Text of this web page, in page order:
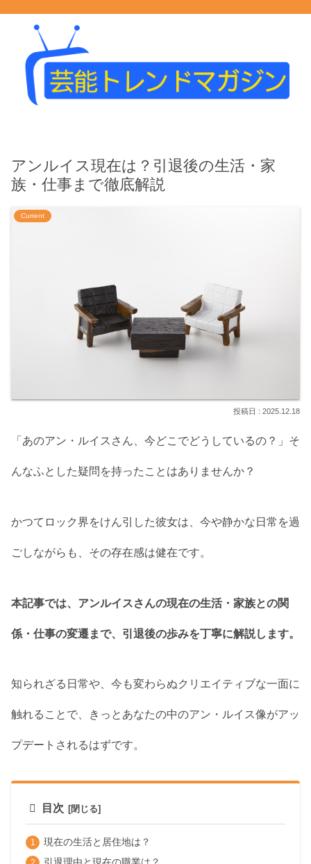
アンルイス現在は？引退後の生活・家
族・仕事まで徹底解説
Current
2025.12.18
「あのアン・ルイスさん、今どこでどうしているの？」そ
んなふとした疑問を持ったことはありませんか？
かつてロック界をけん引した彼女は、今や静かな日常を過
ごしながらも、その存在感は健在です。
本記事では、アンルイスさんの現在の生活・家族との関
係・仕事の変遷まで、引退後の歩みを丁寧に解説します。
知られざる日常や、今も変わらぬクリエイティブな一面に
触れることで、きっとあなたの中のアン・ルイス像がアッ
プデートされるはずです。
目次
現在の生活と居住地は？